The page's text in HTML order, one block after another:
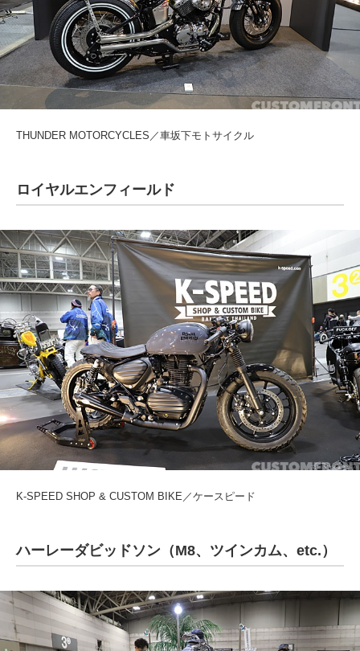
THUNDER MOTORCYCLES／車坂下モトサイクル
ロイヤルエンフィールド
K-SPEED SHOP & CUSTOM BIKE／ケースピード
ハーレーダビッドソン（M8、ツインカム、etc.）